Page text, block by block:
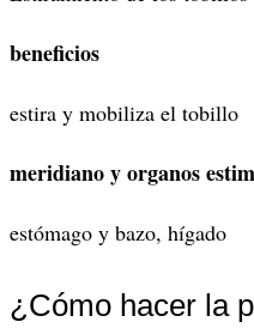
beneficios
estira y mobiliza el tobillo
meridiano y organos
estómago y bazo, hígado
¿Cómo hacer la